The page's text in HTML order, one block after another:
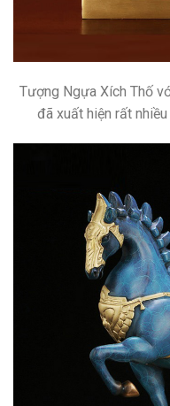
Tượng Ngựa Xích Thố
đã xuất hiện rất